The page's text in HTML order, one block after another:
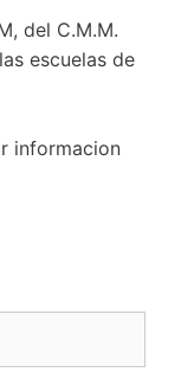
del C.M.M.
escuelas de
informacion